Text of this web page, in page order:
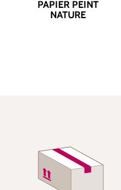
PAPIER PEINT
NATURE